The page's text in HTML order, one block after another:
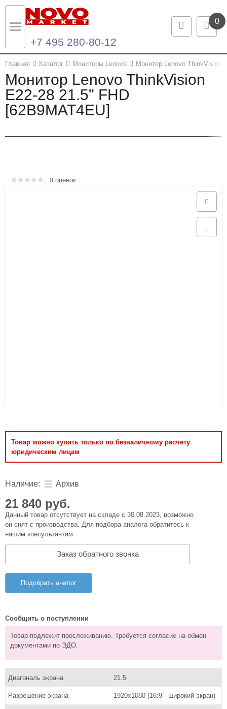
0
+7 495 280-80-12
Главная Каталог Мониторы Lenovo Монитор Lenovo ThinkVision
Монитор Lenovo ThinkVision
E22-28 21.5" FHD
[62B9MAT4EU]
Товар можно купить только по безналичному расчету
юридическим лицам
0 оценок
Наличие: Архив
21 840 руб.
Данный товар отсутствует на складе с 30.08.2023, возможно
он снят с производства. Для подбора аналога обратитесь к
нашим консультантам.
Заказ обратного звонка
Подобрать аналог
Сообщить о поступлении
Товар подлежит прослеживанию. Требуется согласие на обмен
документами по ЭДО.
Диагональ экрана 21.5
Разрешение экрана 1920х1080 (16:9 - широкий экран)
Назад
Каталог продукции
Ноутбуки и ультрабуки
Серверы и СХД
Назад
Контакты
Контактная информация